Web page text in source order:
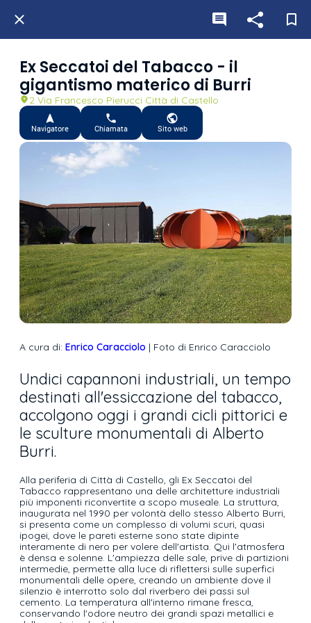
Ex Seccatoi del Tabacco - il
gigantismo materico di Burri
2 Via Francesco Pierucci Città di Castello
Navigatore Chiamata Sito web
A cura di: Enrico Caracciolo | Foto di Enrico Caracciolo
Undici capannoni industriali, un tempo
destinati all'essiccazione del tabacco,
accolgono oggi i grandi cicli pittorici e
le sculture monumentali di Alberto
Burri.
Alla periferia di Città di Castello, gli Ex Seccatoi del
Tabacco rappresentano una delle architetture industriali
più imponenti riconvertite a scopo museale. La struttura,
inaugurata nel 1990 per volontà dello stesso Alberto Burri,
si presenta come un complesso di volumi scuri, quasi
ipogei, dove le pareti esterne sono state dipinte
interamente di nero per volere dell'artista. Qui l'atmosfera
è densa e solenne. L'ampiezza delle sale, prive di partizioni
intermedie, permette alla luce di riflettersi sulle superfici
monumentali delle opere, creando un ambiente dove il
silenzio è interrotto solo dal riverbero dei passi sul
cemento. La temperatura all'interno rimane fresca,
conservando l'odore neutro dei grandi spazi metallici e